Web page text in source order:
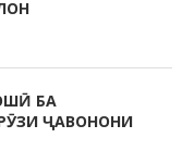
БА
ҶАВОНОНИ